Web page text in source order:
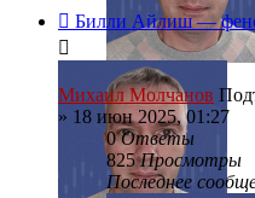
Билли Айлиш —
Михаил Молчанов
» 18 июн 2025, 01:27
0Ответы
825Просмотры
Последнее